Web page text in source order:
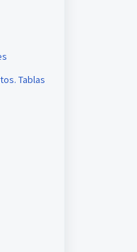
Tablas